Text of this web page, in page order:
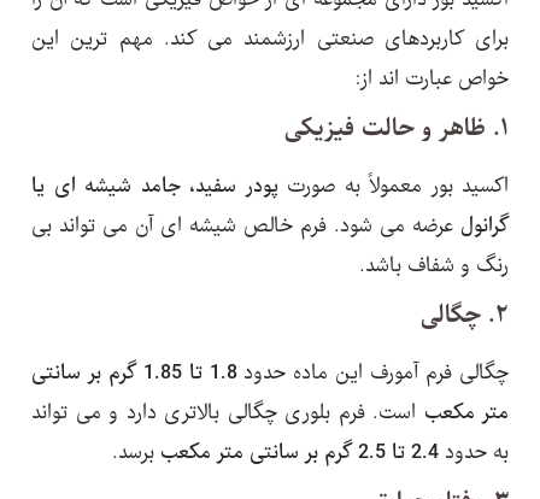
برای کاربردهای صنعتی ارزشمند می کند. مهم ترین این
خواص عبارت اند از:
اکسید بور معمولاً به صورتپودر سفید، جامد شیشه ای یا
گرانولعرضه می شود. فرم خالص شیشه ای آن می تواند بی
رنگ و شفاف باشد.
چگالی فرم آمورف این ماده حدود
1.8 تا 1.85 گرم بر سانتی
متر مکعباست. فرم بلوری چگالی بالاتری دارد و می تواند
به حدود2.4 تا 2.5 گرم بر سانتی متر مکعب برسد.